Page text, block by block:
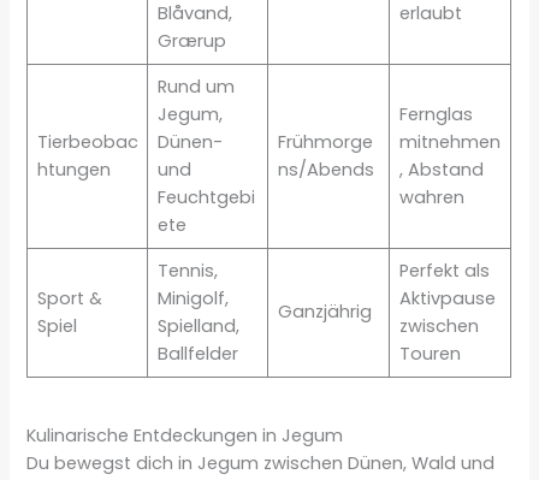
Blåvand,
Grærup
erlaubt
Tierbeobac
htungen
Rund um
Jegum,
Dünen-
und
Feuchtgebi
ete
Frühmorge
ns/Abends
Fernglas
mitnehmen
, Abstand
wahren
Sport &
Spiel
Tennis,
Minigolf,
Spielland,
Ballfelder
Ganzjährig
Perfekt als
Aktivpause
zwischen
Touren
Kulinarische Entdeckungen in Jegum
Du bewegst dich in Jegum zwischen Dünen, Wald und